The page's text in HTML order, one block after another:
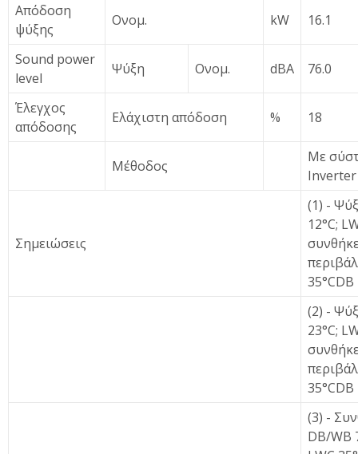
Απόδοση
ψύξης
Ονομ. kW 16.1
Sound power
level
Ψύξη Ονομ. dBA 76.0
Έλεγχος
απόδοσης
Ελάχιστη απόδοση % 18
Μέθοδος
Με
Inverter
Σημειώσεις
(1) -
12°C;
35°CDB
(2) -
23°C;
35°CDB
(3) -
DB/WB